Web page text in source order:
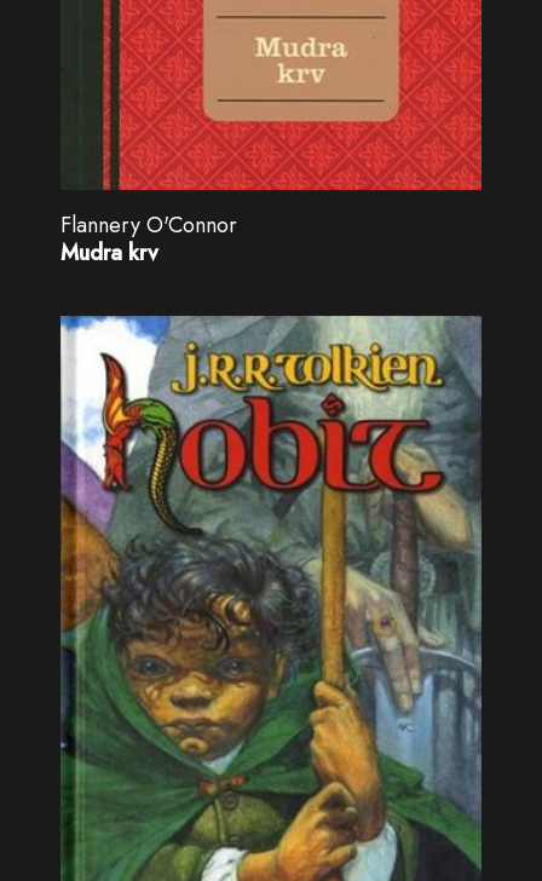
Flannery O'Connor
Mudra krv